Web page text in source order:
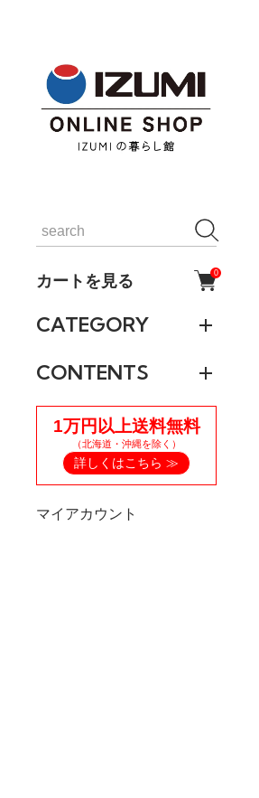
カートを見る 0
CATEGORY
CONTENTS
1万円以上送料無料
（北海道・沖縄を除く）
詳しくはこちら ≫
マイアカウント